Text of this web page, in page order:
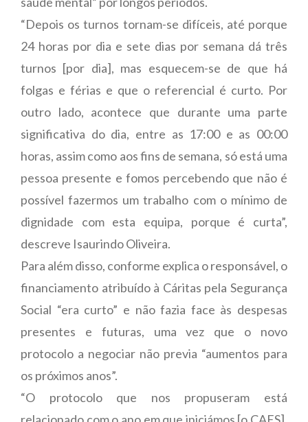
“Depois os turnos tornam-se difíceis, até porque
24 horas por dia e sete dias por semana dá três
turnos [por dia], mas esquecem-se de que há
folgas e férias e que o referencial é curto. Por
outro lado, acontece que durante uma parte
significativa do dia, entre as 17:00 e as 00:00
horas, assim como aos fins de semana, só está uma
pessoa presente e fomos percebendo que não é
possível fazermos um trabalho com o mínimo de
dignidade com esta equipa, porque é curta”,
descreve Isaurindo Oliveira.
Para além disso, conforme explica o responsável, o
financiamento atribuído à Cáritas pela Segurança
Social “era curto” e não fazia face às despesas
presentes e futuras, uma vez que o novo
protocolo a negociar não previa “aumentos para
os próximos anos”.
“O protocolo que nos propuseram está